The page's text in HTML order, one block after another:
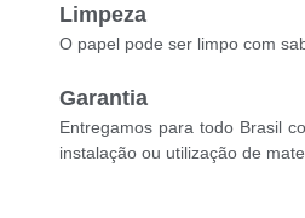
Limpeza
O papel pode ser limpo com
Garantia
Entregamos para todo Brasil
instalação ou utilização de